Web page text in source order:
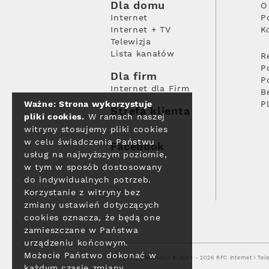
Dla domu
Internet
Internet + TV
Telewizja
Lista kanałów
Dla firm
Internet dla Firm
Strefa klienta
Facebook
Polityka prywatności © 2004 - 2026 RFC Internet i
Ważne: Strona wykorzystuje
pliki cookies. W ramach naszej
witryny stosujemy pliki cookies
w celu świadczenia Państwu
usług na najwyższym poziomie,
w tym w sposób dostosowany
do indywidualnych potrzeb.
Korzystanie z witryny bez
zmiany ustawień dotyczących
cookies oznacza, że będą one
zamieszczane w Państwa
urządzeniu końcowym.
Możecie Państwo dokonać w